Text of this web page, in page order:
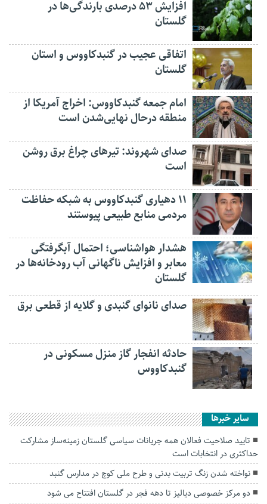
افزایش ۵۳ درصدی بارندگی‌ها در
گلستان
اتفاقی عجیب در‌ گنبدکاووس و استان
گلستان
امام جمعه گنبدکاووس: اخراج آمریکا از
منطقه درحال نهایی‌شدن است
صدای شهروند: تیرهای چراغ برق روشن
است
۱۱ دهیاری گنبدکاووس به شبکه حفاظت
مردمی منابع طبیعی پیوستند
هشدار هواشناسی؛ احتمال آبگرفتگی
معابر و افزایش ناگهانی آب رودخانه‌ها در
گلستان
صدای نانوای گنبدی و گلایه از قطعی برق
حادثه انفجار گاز منزل مسکونی در
گنبدکاووس
سایر خبرها
تایید صلاحیت فعالان همه جریانات سیاسی گلستان زمینه‌ساز مشارکت
حداکثری در انتخابات است
نواخته شدن زنگ تربیت بدنی و طرح ملی کوچ در مدارس گنبد
دو مرکز خصوصی دیالیز تا دهه فجر در گلستان افتتاح می شود